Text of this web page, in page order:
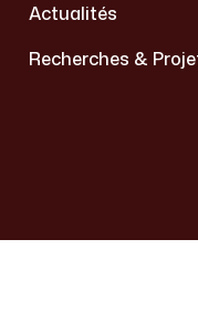
Actualités
Recherches &